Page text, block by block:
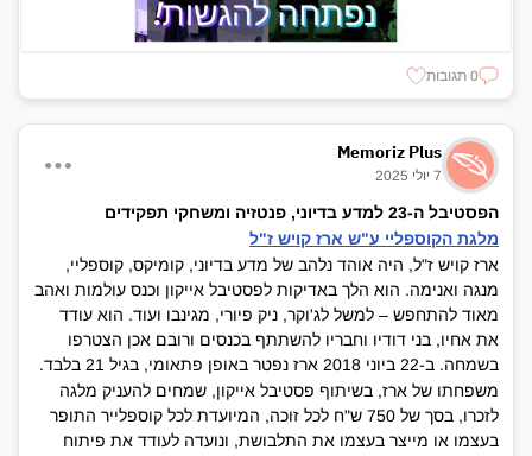
0 תגובות
Memoriz Plus
7 יולי 2025
הפסטיבל ה-23 למדע בדיוני, פנטזיה ומשחקי תפקידים
מלגת הקוספליי ע"ש ארז קויש ז"ל
ארז קויש ז"ל, היה אוהד נלהב של מדע בדיוני, קומיקס, קוספליי,
מנגה ואנימה. הוא הלך באדיקות לפסטיבל אייקון וכנס עולמות ואהב
מאוד להתחפש – למשל לג'וקר, ניק פיורי, מגינבו ועוד. הוא עודד
את אחיו, בני דודיו וחבריו להשתתף בכנסים ורובם אכן הצטרפו
בשמחה. ב-22 ביוני 2018 ארז נפטר באופן פתאומי, בגיל 21 בלבד.
משפחתו של ארז, בשיתוף פסטיבל אייקון, שמחים להעניק מלגה
לזכרו, בסך של 750 ש"ח לכל זוכה, המיועדת לכל קוספלייר התופר
בעצמו או מייצר בעצמו את התלבושת, ונועדה לעודד את פיתוח